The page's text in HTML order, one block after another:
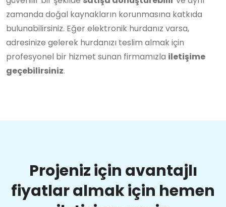
zamanda doğal kaynakların korunmasına katkıda
bulunabilirsiniz. Eğer elektronik hurdanız varsa,
adresinize gelerek hurdanızı teslim almak için
profesyonel bir hizmet sunan firmamızla iletişime
geçebilirsiniz.
Projeniz için avantajlı
fiyatlar almak için hemen